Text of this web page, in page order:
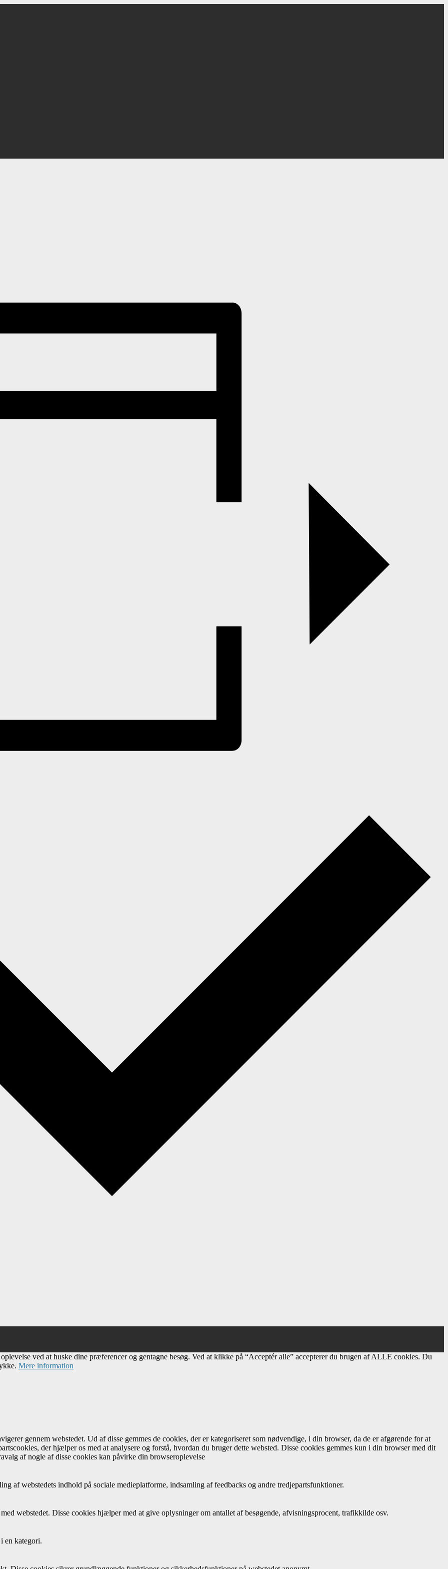
ved at huske dine præferencer og gentagne besøg. Ved at klikke på “Acceptér alle” accepterer du brugen af ​​ALLE cookies. Du
Mere information
gennem webstedet. Ud af disse gemmes de cookies, der er kategoriseret som nødvendige, i din browser, da de er afgørende for at
der hjælper os med at analysere og forstå, hvordan du bruger dette websted. Disse cookies gemmes kun i din browser med dit
af nogle af disse cookies kan påvirke din browseroplevelse
af webstedets indhold på sociale medieplatforme, indsamling af feedbacks og andre tredjepartsfunktioner.
webstedet. Disse cookies hjælper med at give oplysninger om antallet af besøgende, afvisningsprocent, trafikkilde osv.
en kategori.